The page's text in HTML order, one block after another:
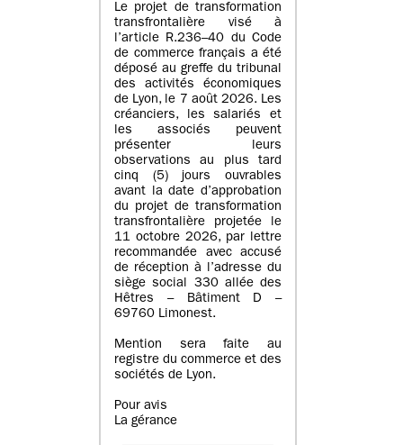
Le projet de transformation
transfrontalière visé à
l’article R.236–40 du Code
de commerce français a été
déposé au greffe du tribunal
des activités économiques
de Lyon, le 7 août 2026. Les
créanciers, les salariés et
les associés peuvent
présenter leurs
observations au plus tard
cinq (5) jours ouvrables
avant la date d’approbation
du projet de transformation
transfrontalière projetée le
11 octobre 2026, par lettre
recommandée avec accusé
de réception à l’adresse du
siège social 330 allée des
Hêtres – Bâtiment D –
69760 Limonest.
Mention sera faite au
registre du commerce et des
sociétés de Lyon.
Pour avis
La gérance